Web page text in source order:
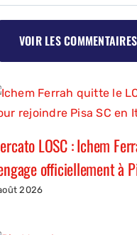
VOIR LES COMMENTAIRES
LOSC : Ichem
officiellement à
2026